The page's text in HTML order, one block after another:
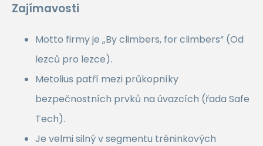
Zajímavosti
Motto firmy je „By climbers, for climbers“ (Od
lezců pro lezce).
Metolius patří mezi průkopníky
bezpečnostních prvků na úvazcích (řada Safe
Tech).
Je velmi silný v segmentu tréninkových